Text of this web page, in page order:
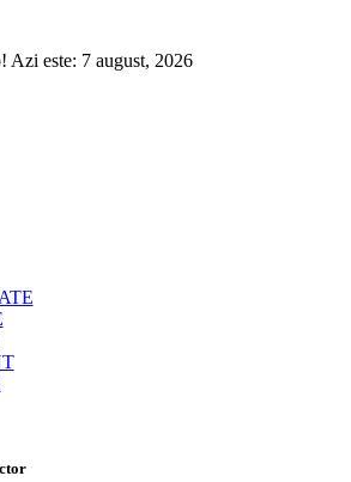
Azi este: 7 august, 2026